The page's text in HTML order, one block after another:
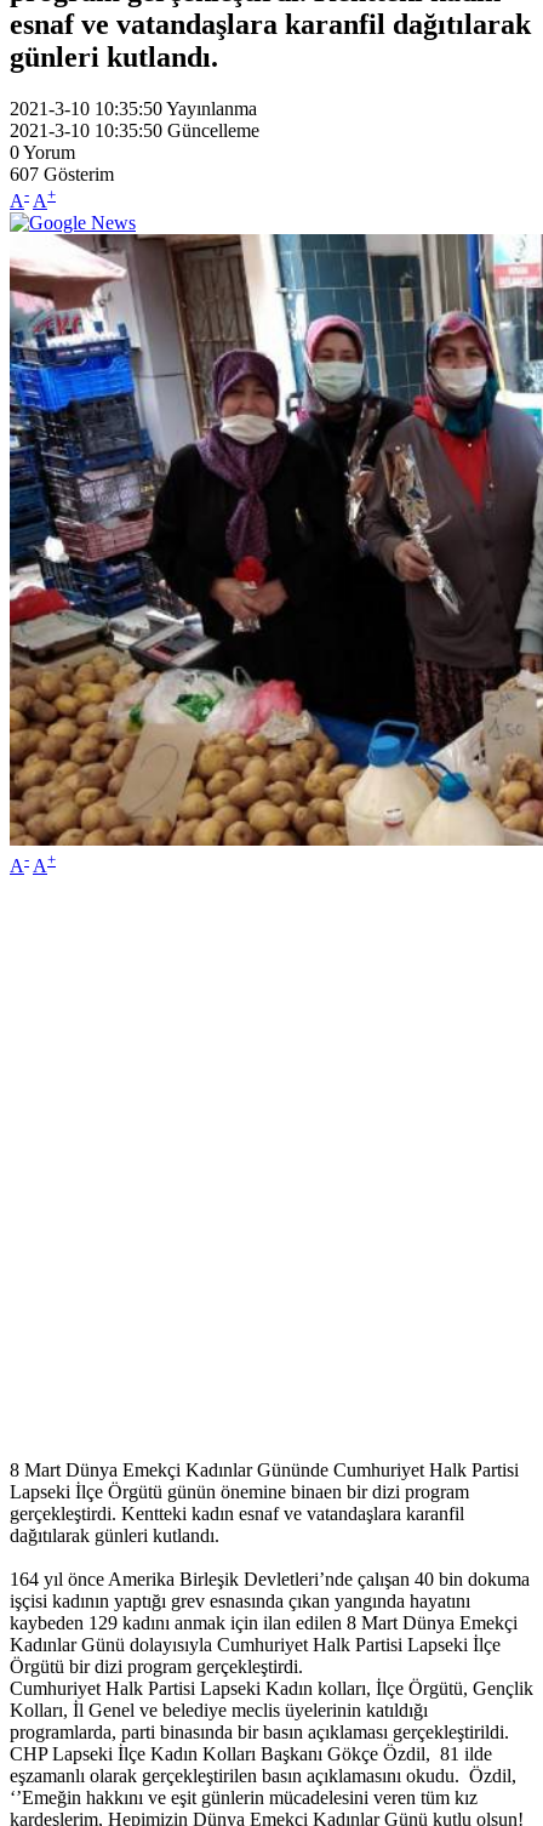
esnaf ve vatandaşlara karanfil dağıtılarak
günleri kutlandı.
2021-3-10 10:35:50Yayınlanma
2021-3-10 10:35:50 Güncelleme
0Yorum
607 Gösterim
A- A+
A- A+
8 Mart Dünya Emekçi Kadınlar Gününde Cumhuriyet Halk Partisi
Lapseki İlçe Örgütü günün önemine binaen bir dizi program
gerçekleştirdi. Kentteki kadın esnaf ve vatandaşlara karanfil
dağıtılarak günleri kutlandı.
164 yıl önce Amerika Birleşik Devletleri’nde çalışan 40 bin dokuma
işçisi kadının yaptığı grev esnasında çıkan yangında hayatını
kaybeden 129 kadını anmak için ilan edilen 8 Mart Dünya Emekçi
Kadınlar Günü dolayısıyla Cumhuriyet Halk Partisi Lapseki İlçe
Örgütü bir dizi program gerçekleştirdi.
Cumhuriyet Halk Partisi Lapseki Kadın kolları, İlçe Örgütü, Gençlik
Kolları, İl Genel ve belediye meclis üyelerinin katıldığı
programlarda, parti binasında bir basın açıklaması gerçekleştirildi.
CHP Lapseki İlçe Kadın Kolları Başkanı Gökçe Özdil, 81 ilde
eşzamanlı olarak gerçekleştirilen basın açıklamasını okudu. Özdil,
‘’Emeğin hakkını ve eşit günlerin mücadelesini veren tüm kız
kardeşlerim, Hepimizin Dünya Emekçi Kadınlar Günü kutlu olsun!